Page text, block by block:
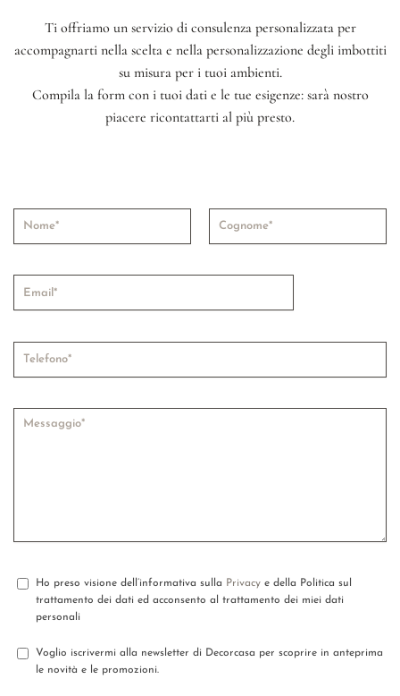
Ti offriamo un servizio di consulenza personalizzata per
accompagnarti nella scelta e nella personalizzazione degli imbottiti
su misura per i tuoi ambienti.
Compila la form con i tuoi dati e le tue esigenze: sarà nostro
piacere ricontattarti al più presto.
Ho preso visione dell’informativa sulla Privacy e della Politica sul
trattamento dei dati ed acconsento al trattamento dei miei dati
personali
Voglio iscrivermi alla newsletter di Decorcasa per scoprire in anteprima
le novità e le promozioni.